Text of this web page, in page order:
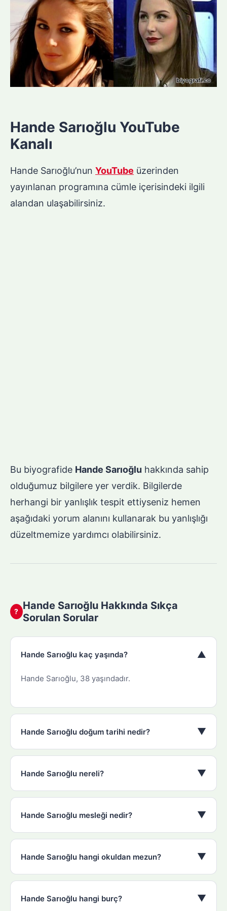
Hande Sarıoğlu YouTube
Kanalı
Hande Sarıoğlu’nun YouTube üzerinden
yayınlanan programına cümle içerisindeki ilgili
alandan ulaşabilirsiniz.
Bu biyografide Hande Sarıoğlu hakkında sahip
olduğumuz bilgilere yer verdik. Bilgilerde
herhangi bir yanlışlık tespit ettiyseniz hemen
aşağıdaki yorum alanını kullanarak bu yanlışlığı
düzeltmemize yardımcı olabilirsiniz.
? Hande Sarıoğlu Hakkında Sıkça
Sorulan Sorular
Hande Sarıoğlu kaç yaşında? ▼
Hande Sarıoğlu, 38 yaşındadır.
Hande Sarıoğlu doğum tarihi nedir? ▼
Hande Sarıoğlu nereli? ▼
Hande Sarıoğlu mesleği nedir? ▼
Hande Sarıoğlu hangi okuldan mezun? ▼
Hande Sarıoğlu hangi burç? ▼